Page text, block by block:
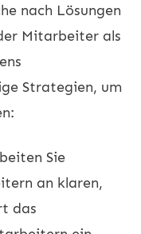
nach Lösungen
Mitarbeiter als
Strategien, um
Sie
an klaren,
das